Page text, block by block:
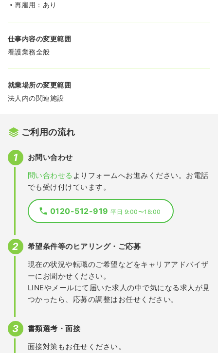
再雇用：あり
仕事内容の変更範囲
看護業務全般
就業場所の変更範囲
法人内の関連施設
ご利用の流れ
お問い合わせ
問い合わせる よりフォームへお進みください。お電話
でも受け付けています。
0120-512-919平日 9:00〜18:00
希望条件等のヒアリング・ご応募
現在の状況や転職のご希望などをキャリアアドバイザ
ーにお聞かせください。
LINEやメールにて届いた求人の中で気になる求人が見
つかったら、応募の調整はお任せください。
書類選考・面接
面接対策もお任せください。